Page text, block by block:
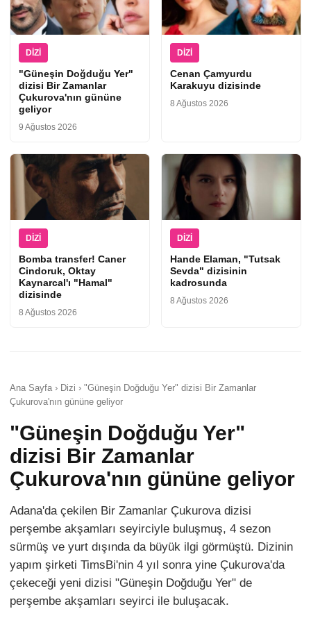
DIZI
"Güneşin Doğduğu Yer"
dizisi Bir Zamanlar
Çukurova'nın gününe
geliyor
9 Ağustos 2026
DIZI
Cenan Çamyurdu
Karakuyu dizisinde
8 Ağustos 2026
DIZI
Bomba transfer! Caner
Cindoruk, Oktay
Kaynarcal'ı "Hamal"
dizisinde
8 Ağustos 2026
DIZI
Hande Elaman, "Tutsak
Sevda" dizisinin
kadrosunda
8 Ağustos 2026
Ana Sayfa › Dizi › "Güneşin Doğduğu Yer" dizisi Bir Zamanlar
Çukurova'nın gününe geliyor
"Güneşin Doğduğu Yer"
dizisi Bir Zamanlar
Çukurova'nın gününe geliyor
Adana'da çekilen Bir Zamanlar Çukurova dizisi
perşembe akşamları seyirciyle buluşmuş, 4 sezon
sürmüş ve yurt dışında da büyük ilgi görmüştü. Dizinin
yapım şirketi TimsBi'nin 4 yıl sonra yine Çukurova'da
çekeceği yeni dizisi "Güneşin Doğduğu Yer" de
perşembe akşamları seyirci ile buluşacak.